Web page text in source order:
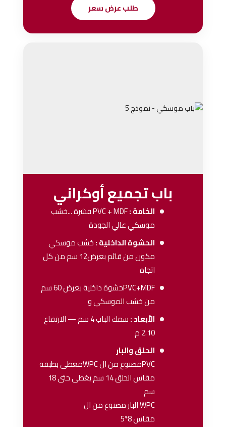
طلب عرض سعر
باب تجميع أوكراني
الخامة :PVC + MDFقشرة ...خشب
موسكي عالي الجودة
الحشوة الداخلية :خشب موسكي
مكون من قائم بعرض12 سم من كل
اتجاه
PVC+MDFحشوة داخلية بعرض 60 سم
من خشب الموسكي و
الأبعاد :
سمك الباب 4 سم — الارتفاع
2.10 م
الحلق والبار
PVCمصنوع من ال WPCمغطى بطبقة
مقاس الحلق 14 سم يغطى حتى 18
سم
WPC البار مصنوع من ال
مقاس 8*5